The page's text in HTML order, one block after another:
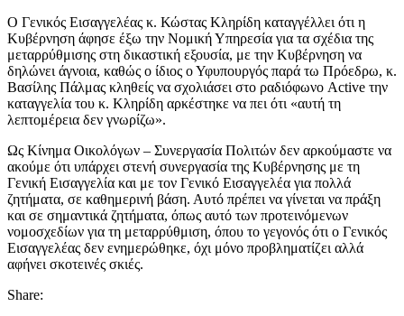
Ο Γενικός Εισαγγελέας κ. Κώστας Κληρίδη καταγγέλλει ότι η
Κυβέρνηση άφησε έξω την Νομική Υπηρεσία για τα σχέδια της
μεταρρύθμισης στη δικαστική εξουσία, με την Κυβέρνηση να
δηλώνει άγνοια, καθώς ο ίδιος ο Υφυπουργός παρά τω Πρόεδρω, κ.
Βασίλης Πάλμας κληθείς να σχολιάσει στο ραδιόφωνο Active την
καταγγελία του κ. Κληρίδη αρκέστηκε να πει ότι «αυτή τη
λεπτομέρεια δεν γνωρίζω».
Ως Κίνημα Οικολόγων – Συνεργασία Πολιτών δεν αρκούμαστε να
ακούμε ότι υπάρχει στενή συνεργασία της Κυβέρνησης με τη
Γενική Εισαγγελία και με τον Γενικό Εισαγγελέα για πολλά
ζητήματα, σε καθημερινή βάση. Αυτό πρέπει να γίνεται να πράξη
και σε σημαντικά ζητήματα, όπως αυτό των προτεινόμενων
νομοσχεδίων για τη μεταρρύθμιση, όπου το γεγονός ότι ο Γενικός
Εισαγγελέας δεν ενημερώθηκε, όχι μόνο προβληματίζει αλλά
αφήνει σκοτεινές σκιές.
Share: